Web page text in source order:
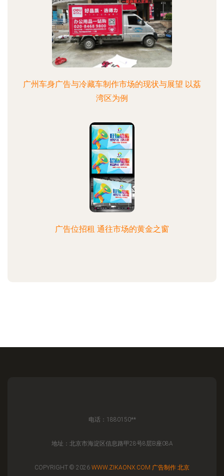
广州车身广告与冷藏车制作市场的现状与展望 以荔
湾区为例
广告位招租 通往市场的黄金之窗
电话：1880150**
地址：北京市海淀区信息路甲28号8层B座08A
COPYRIGHT © 2026 WWW.ZIKAONX.COM 广告制作 北京